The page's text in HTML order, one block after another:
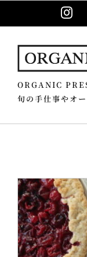
ORGANIC
旬の手仕事やオ